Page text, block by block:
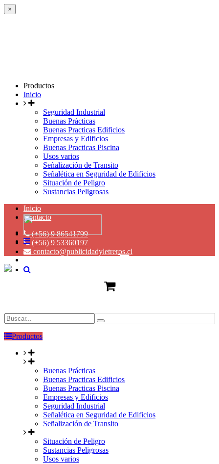
×
Productos
Inicio
Seguridad Industrial
Buenas Prácticas
Buenas Practicas Edificios
Empresas y Edificios
Buenas Practicas Piscina
Usos varios
Señalización de Transito
Señalética en Seguridad de Edificios
Situación de Peligro
Sustancias Peligrosas
Inicio
Contacto
(+56) 9 86541799
(+56) 9 53360197
contacto@publicidadyletreros.cl
Productos
Buenas Prácticas
Buenas Practicas Edificios
Buenas Practicas Piscina
Empresas y Edificios
Seguridad Industrial
Señalética en Seguridad de Edificios
Señalización de Transito
Situación de Peligro
Sustancias Peligrosas
Usos varios